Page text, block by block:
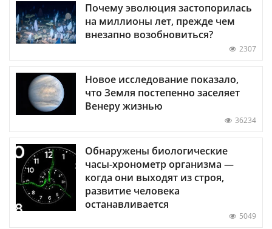
Почему эволюция застопорилась
на миллионы лет, прежде чем
внезапно возобновиться?
2307
Новое исследование показало,
что Земля постепенно заселяет
Венеру жизнью
36234
Обнаружены биологические
часы-хронометр организма —
когда они выходят из строя,
развитие человека
останавливается
5049